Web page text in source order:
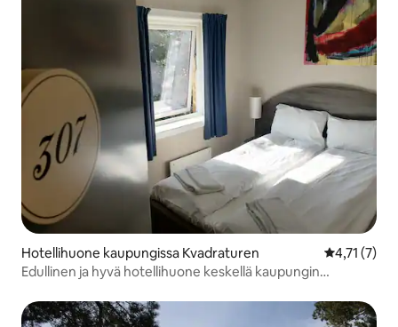
Hotellihuone kaupungissa Kvadraturen
4,71 (7)
Edullinen ja hyvä hotellihuone keskellä kaupungin